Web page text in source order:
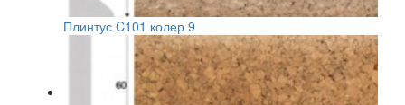
Плинтус C101 колер 9